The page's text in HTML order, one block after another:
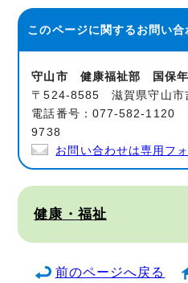
このページに関するお問い合
守山市 健康福祉部 国保
〒524-8585 滋賀県守山市
電話番号：077-582-1120
9738
お問い合わせは専用フ
健康・福祉
前のページへ戻る